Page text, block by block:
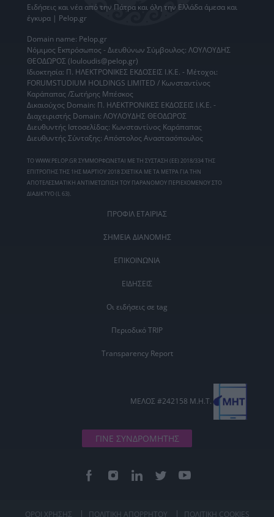
Ειδήσεις και νέα από την Πάτρα και όλη την Ελλάδα άμεσα και
έγκυρα | Pelop.gr
Domain name: Pelop.gr
Νόμιμος Εκπρόσωπος - Διευθύνων Σύμβουλος: ΛΟΥΛΟΥΔΗΣ
ΘΕΟΔΩΡΟΣ (louloudis@pelop.gr)
Ιδιοκτησία: Π. ΗΛΕΚΤΡΟΝΙΚΕΣ ΕΚΔΟΣΕΙΣ Ι.Κ.Ε. - Μέτοχοι:
FORUMSTUDIUM HOLDINGS LIMITED / Κωνσταντίνος
Καράπαπας /Σωτήρης Μπέσκος
Δικαιούχος Domain: Π. ΗΛΕΚΤΡΟΝΙΚΕΣ ΕΚΔΟΣΕΙΣ Ι.Κ.Ε. -
Διαχειριστής Domain: ΛΟΥΛΟΥΔΗΣ ΘΕΟΔΩΡΟΣ
Διευθυντής Ιστοσελίδας: Κωνσταντίνος Καράπαπας
Διευθυντής Σύνταξης: Απόστολος Αναστασόπουλος
ΤΟ WWW.PELOP.GR ΣΥΜΜΟΡΦΩΝΕΤΑΙ ΜΕ ΤΗ ΣΥΣΤΑΣΗ (ΕΕ) 2018/334 ΤΗΣ
ΕΠΙΤΡΟΠΗΣ ΤΗΣ 1ΗΣ ΜΑΡΤΙΟΥ 2018 ΣΧΕΤΙΚΑ ΜΕ ΤΑ ΜΕΤΡΑ ΓΙΑ ΤΗΝ
ΑΠΟΤΕΛΕΣΜΑΤΙΚΗ ΑΝΤΙΜΕΤΩΠΙΣΗ ΤΟΥ ΠΑΡΑΝΟΜΟΥ ΠΕΡΙΕΧΟΜΕΝΟΥ ΣΤΟ
ΔΙΑΔΙΚΤΥΟ (L 63).
ΠΡΟΦΙΛ ΕΤΑΙΡΙΑΣ
ΣΗΜΕΙΑ ΔΙΑΝΟΜΗΣ
ΕΠΙΚΟΙΝΩΝΙΑ
ΕΙΔΗΣΕΙΣ
Οι ειδήσεις σε tag
Περιοδικό TRIP
Transparency Report
ΓΙΝΕ ΣΥΝΔΡΟΜΗΤΗΣ
ΜΕΛΟΣ #242158 Μ.Η.Τ.
ΟΡΟΙ ΧΡΗΣΗΣ ΠΟΛΙΤΙΚΗ ΑΠΟΡΡΗΤΟΥ ΠΟΛΙΤΙΚΗ COOKIES